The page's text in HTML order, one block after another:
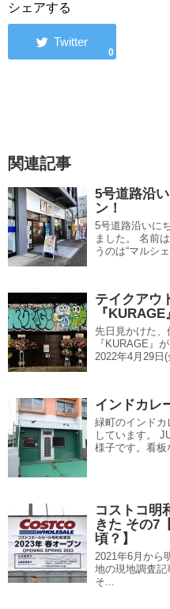
シェアする
0
関連記事
5号道路沿
ン！
5号道路沿いに
ました。 名前
うのは“マルシ
テイクアウ
『
先日見かけた
『KURAGE』
2022年4月29日
インドカレ
緑町のインドカ
しています。
様子です。看板
コストコ明
きた その7
頃？】
2021年6月から
地の現地調査記
そ...